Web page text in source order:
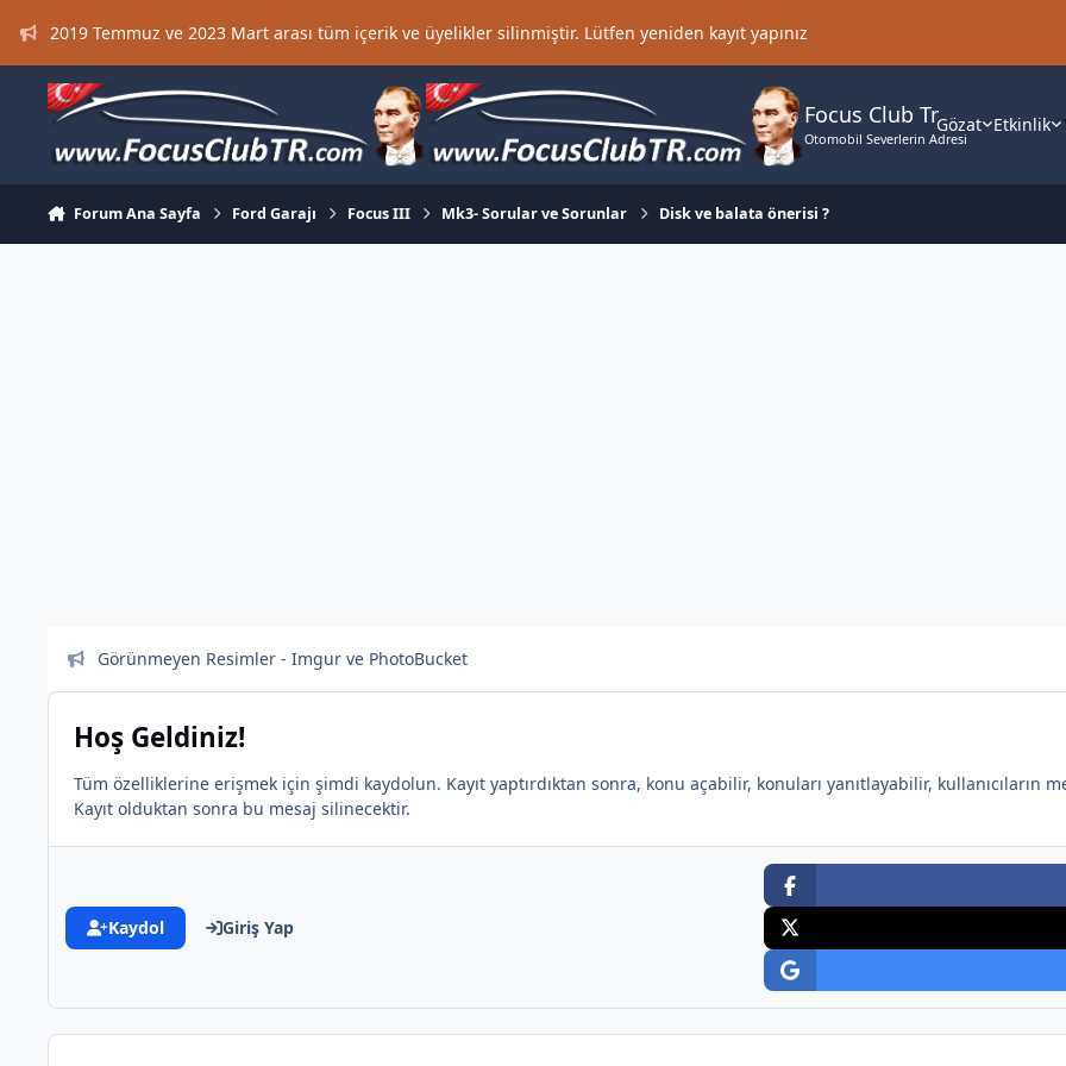
2019 Temmuz ve 2023 Mart arası tüm içerik ve üyelikler silinmiştir. Lütfen yeniden kayıt yapınız
Focus Club Tr
Otomobil Severlerin Adresi
Gözat Etkinlik
Forum Ana Sayfa Ford Garajı Focus III Mk3- Sorular ve Sorunlar Disk ve balata önerisi ?
Görünmeyen Resimler - Imgur ve PhotoBucket
Hoş Geldiniz!
Tüm özelliklerine erişmek için şimdi kaydolun. Kayıt yaptırdıktan sonra, konu açabilir, konuları yanıtlayabilir, kullanıcıların
Kayıt olduktan sonra bu mesaj silinecektir.
Kaydol Giriş Yap